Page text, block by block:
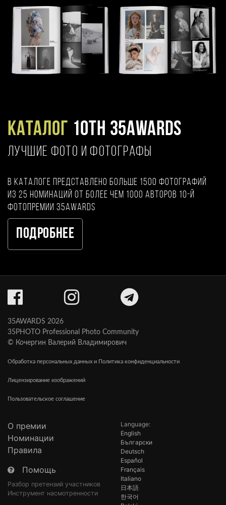
Каталог 10TH 35AWARDS
ЛУЧШИЕ ФОТО И ФОТОГРАФЫ
В каталоге представлено больше 1500 фотографий
из 25 номинаций от более чем 1000 авторов 10-й
фотопремии 35AWARDS
Подробнее
35AWARDS 2026
35PHOTO Professional Photo Community
© Кочергин Валерий Владимирович
Обработка персональных данных и Политика конфиденциальности
Лицензирование изображений
Пользовательское соглашение
О премии
Номинации
Правила
Помощь
Разбор претензий участников
Инструмент насмотренности
Language:
English
Български
Deutsch
Español
Français
Italiano
日本語
한국어